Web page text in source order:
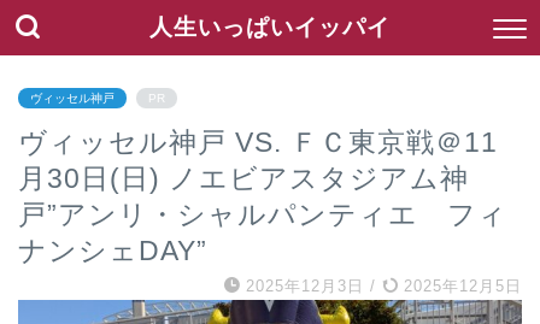
人生いっぱいイッパイ
ヴィッセル神戸 PR
ヴィッセル神戸 VS. ＦＣ東京戦＠11
月30日(日) ノエビアスタジアム神
戸”アンリ・シャルパンティエ フィ
ナンシェDAY”
2025年12月3日 / 2025年12月5日